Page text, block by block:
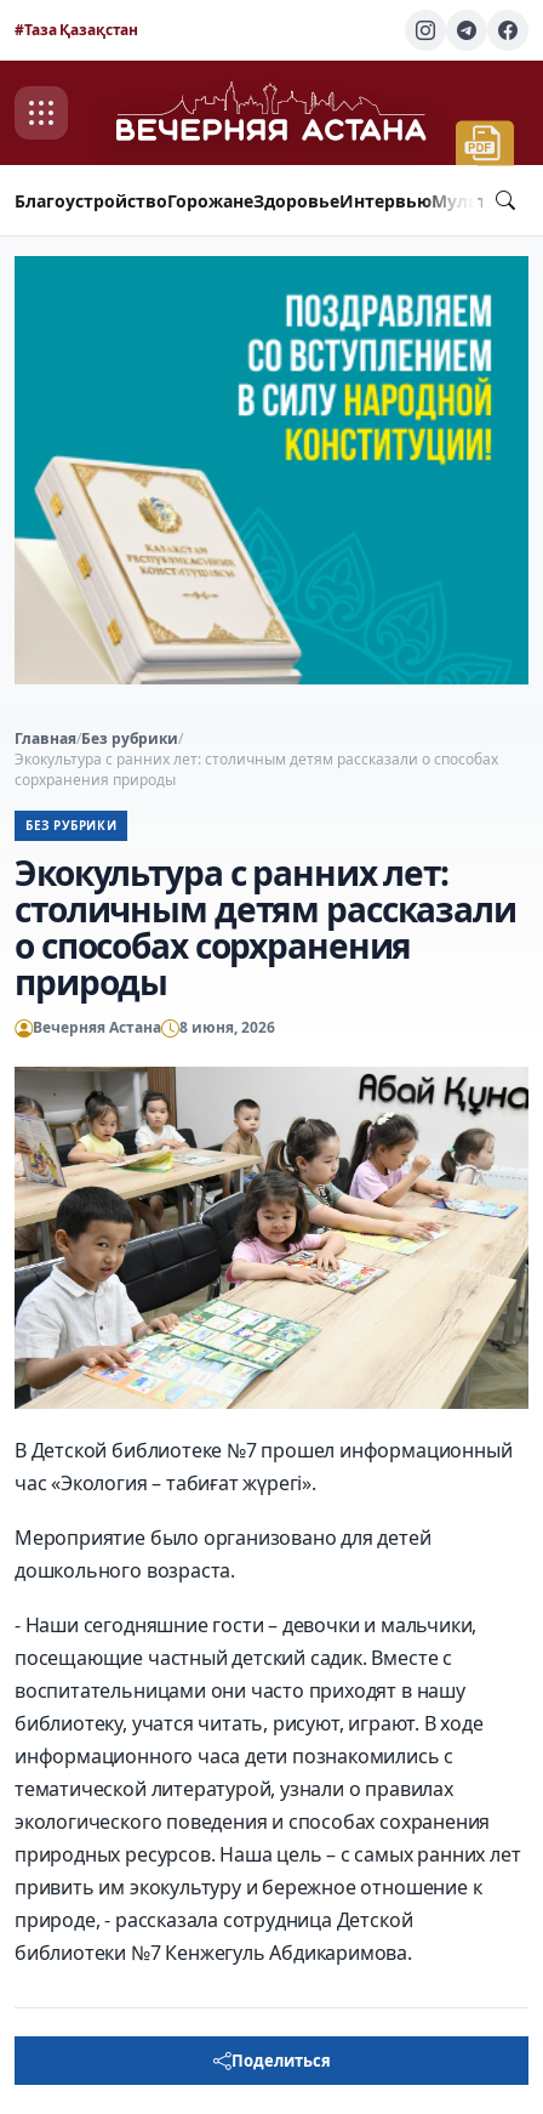
#Таза Қазақстан
БлагоустройствоГорожанеЗдоровьеИнтервью
Главная/Без рубрики/
Экокультура с ранних лет: столичным детям рассказали о способах
сорхранения природы
БЕЗ РУБРИКИ
Экокультура с ранних лет:
столичным детям рассказали
о способах сорхранения
природы
Вечерняя Астана 8 июня, 2026
В Детской библиотеке №7 прошел информационный
час «Экология – табиғат жүрегі».
Мероприятие было организовано для детей
дошкольного возраста.
- Наши сегодняшние гости – девочки и мальчики,
посещающие частный детский садик. Вместе с
воспитательницами они часто приходят в нашу
библиотеку, учатся читать, рисуют, играют. В ходе
информационного часа дети познакомились с
тематической литературой, узнали о правилах
экологического поведения и способах сохранения
природных ресурсов. Наша цель – с самых ранних лет
привить им экокультуру и бережное отношение к
природе, - рассказала сотрудница Детской
библиотеки №7 Кенжегуль Абдикаримова.
Поделиться